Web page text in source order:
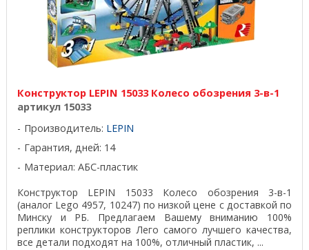
Конструктор LEPIN 15033 Колесо обозрения 3-в-1
артикул 15033
Производитель: LEPIN
Гарантия, дней: 14
Материал: АБС-пластик
Конструктор LEPIN 15033 Колесо обозрения 3-в-1
(аналог Lego 4957, 10247) по низкой цене с доставкой по
Минску и РБ. Предлагаем Вашему вниманию 100%
реплики конструкторов Лего самого лучшего качества,
все детали подходят на 100%, отличный пластик, ...